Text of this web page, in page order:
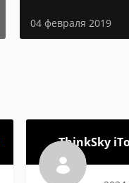
04 февраля 2019
ThinkSky